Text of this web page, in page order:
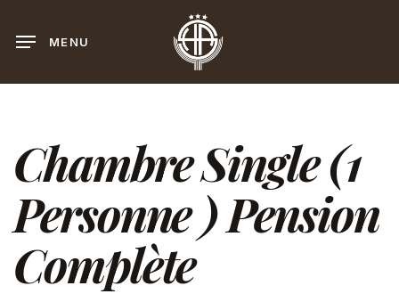
content
MENU
Chambre Single (1
Personne ) Pension
Complète